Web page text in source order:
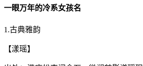
一眼万年的冷系女孩名
1.古典雅韵
【漾瑶】